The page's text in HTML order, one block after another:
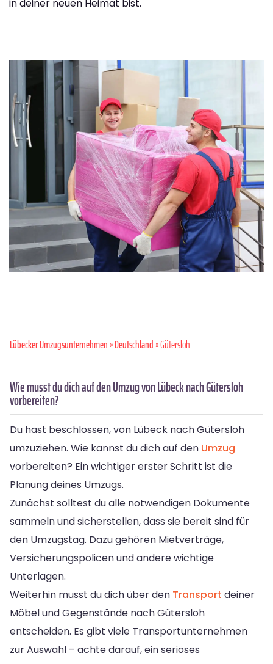
in deiner neuen Heimat bist.
Lübecker Umzugsunternehmen»Deutschland» Gütersloh
Wie musst du dich auf den Umzug von Lübeck nach Gütersloh
vorbereiten?
Du hast beschlossen, von Lübeck nach Gütersloh
umzuziehen. Wie kannst du dich auf den Umzug
vorbereiten? Ein wichtiger erster Schritt ist die
Planung deines Umzugs.
Zunächst solltest du alle notwendigen Dokumente
sammeln und sicherstellen, dass sie bereit sind für
den Umzugstag. Dazu gehören Mietverträge,
Versicherungspolicen und andere wichtige
Unterlagen.
Weiterhin musst du dich über den Transport deiner
Möbel und Gegenstände nach Gütersloh
entscheiden. Es gibt viele Transportunternehmen
zur Auswahl – achte darauf, ein seriöses